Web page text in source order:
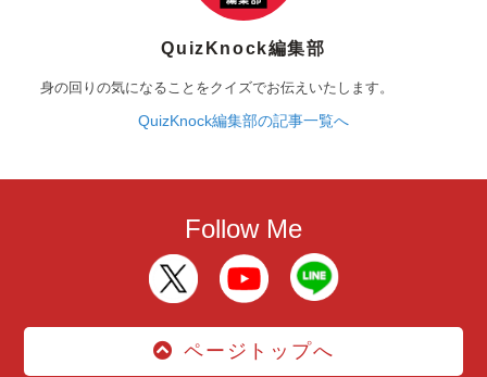
QuizKnock編集部
身の回りの気になることをクイズでお伝えいたします。
QuizKnock編集部の記事一覧へ
Follow Me
ページトップへ